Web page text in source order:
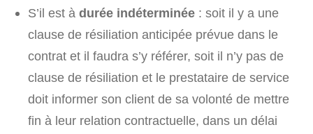
S’il est à durée indéterminée : soit il y a une
clause de résiliation anticipée prévue dans le
contrat et il faudra s’y référer, soit il n’y pas de
clause de résiliation et le prestataire de service
doit informer son client de sa volonté de mettre
fin à leur relation contractuelle, dans un délai